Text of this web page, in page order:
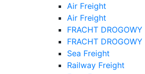
Air Freight
Air Freight
FRACHT DROGOWY
FRACHT DROGOWY
Sea Freight
Railway Freight